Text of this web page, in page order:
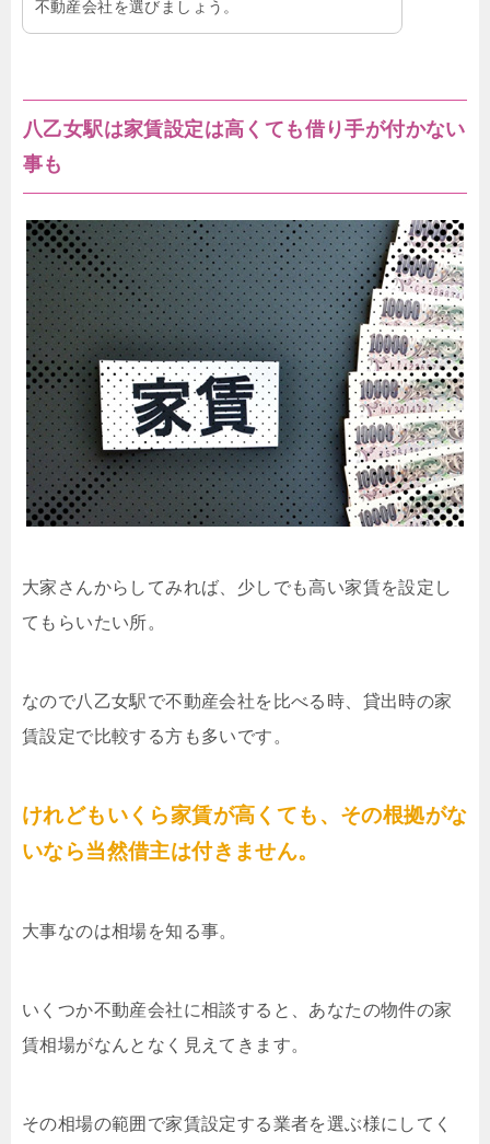
不動産会社を選びましょう。
八乙女駅は家賃設定は高くても借り手が付かない
事も
大家さんからしてみれば、少しでも高い家賃を設定し
てもらいたい所。
なので八乙女駅で不動産会社を比べる時、貸出時の家
賃設定で比較する方も多いです。
けれどもいくら家賃が高くても、その根拠がな
いなら当然借主は付きません。
大事なのは相場を知る事。
いくつか不動産会社に相談すると、あなたの物件の家
賃相場がなんとなく見えてきます。
その相場の範囲で家賃設定する業者を選ぶ様にしてく